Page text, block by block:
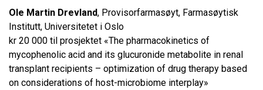
Ole Martin Drevland, Provisorfarmasøyt, Farmasøytisk
Institutt, Universitetet i Oslo
kr 20 000 til prosjektet «The pharmacokinetics of
mycophenolic acid and its glucuronide metabolite in renal
transplant recipients – optimization of drug therapy based
on considerations of host-microbiome interplay»